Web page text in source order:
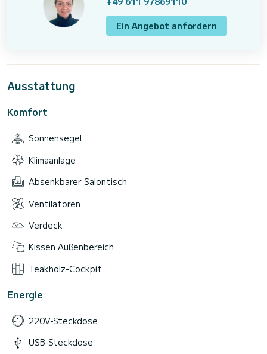
Ein Angebot anfordern
Ausstattung
Komfort
Sonnensegel
Klimaanlage
Absenkbarer Salontisch
Ventilatoren
Verdeck
Kissen Außenbereich
Teakholz-Cockpit
Energie
220V-Steckdose
USB-Steckdose